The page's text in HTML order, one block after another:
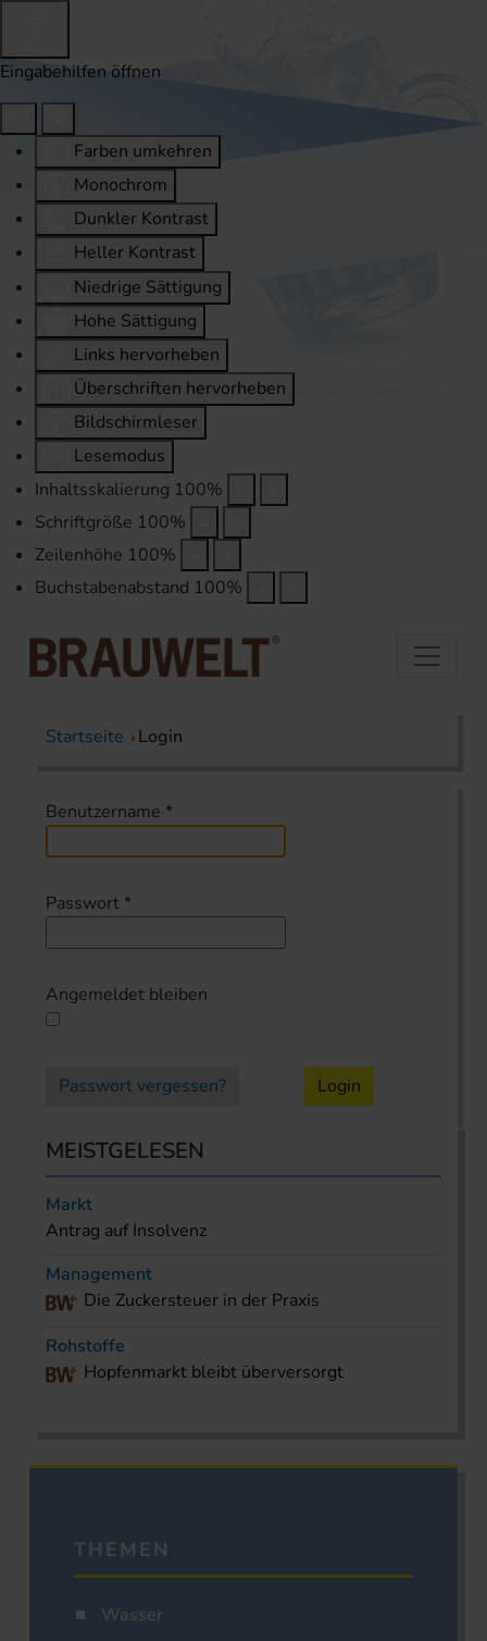
Eingabehilfen öffnen
Farben umkehren
Monochrom
Dunkler Kontrast
Heller Kontrast
Niedrige Sättigung
Hohe Sättigung
Links hervorheben
Überschriften hervorheben
Bildschirmleser
Lesemodus
Inhaltsskalierung 100%
Schriftgröße 100%
Zeilenhöhe 100%
Buchstabenabstand 100%
Startseite Login
Benutzername *
Passwort *
Angemeldet bleiben
Passwort vergessen? Login
MEISTGELESEN
Markt
Antrag auf Insolvenz
Management
Die Zuckersteuer in der Praxis
Rohstoffe
Hopfenmarkt bleibt überversorgt
THEMEN
Wasser